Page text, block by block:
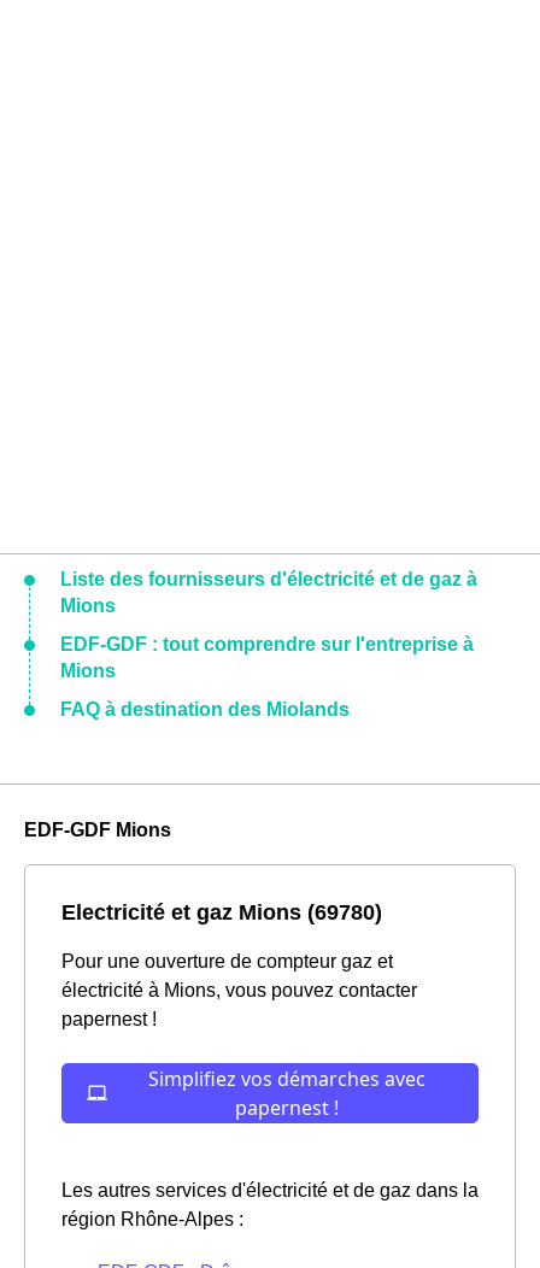
Liste des fournisseurs d'électricité et de gaz à
Mions
EDF-GDF : tout comprendre sur l'entreprise à
Mions
FAQ à destination des Miolands
EDF-GDF Mions
Electricité et gaz Mions (69780)
Pour une ouverture de compteur gaz et
électricité à Mions, vous pouvez contacter
papernest !
Les autres services d'électricité et de gaz dans la
région Rhône-Alpes :